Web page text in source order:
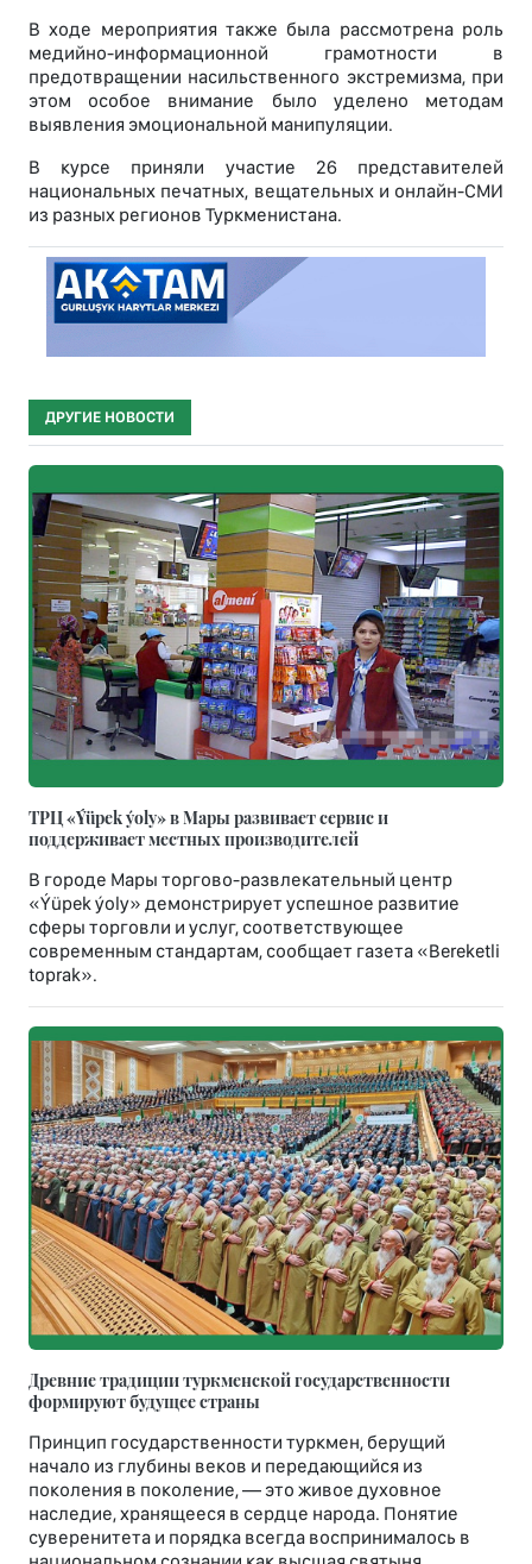
В ходе мероприятия также была рассмотрена роль
медийно-информационной грамотности в
предотвращении насильственного экстремизма, при
этом особое внимание было уделено методам
выявления эмоциональной манипуляции.
В курсе приняли участие 26 представителей
национальных печатных, вещательных и онлайн-СМИ
из разных регионов Туркменистана.
ДРУГИЕ НОВОСТИ
ТРЦ «Ýüpek ýoly» в Мары развивает сервис и
поддерживает местных производителей
В городе Мары торгово-развлекательный центр
«Ýüpek ýoly» демонстрирует успешное развитие
сферы торговли и услуг, соответствующее
современным стандартам, сообщает газета «Bereketli
toprak».
Древние традиции туркменской государственности
формируют будущее страны
Принцип государственности туркмен, берущий
начало из глубины веков и передающийся из
поколения в поколение, — это живое духовное
наследие, хранящееся в сердце народа. Понятие
суверенитета и порядка всегда воспринималось в